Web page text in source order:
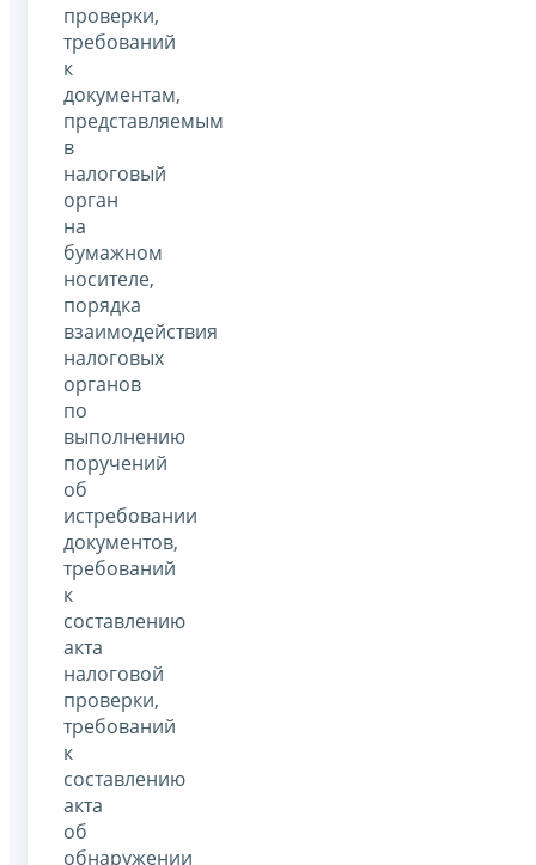
проверки,
требований
к
документам,
представляемым
в
налоговый
орган
на
бумажном
носителе,
порядка
взаимодействия
налоговых
органов
по
выполнению
поручений
об
истребовании
документов,
требований
к
составлению
акта
налоговой
проверки,
требований
к
составлению
акта
об
обнаружении